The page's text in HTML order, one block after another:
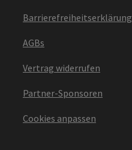
Barrierefreiheitserklärung
AGBs
Vertrag widerrufen
Partner-Sponsoren
Cookies anpassen